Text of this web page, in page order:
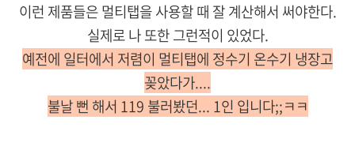
이런 제품들은 멀티탭을 사용할 때 잘 계산해서 써야한다.
실제로 나 또한 그런적이 있었다.
예전에 일터에서 저렴이 멀티탭에 정수기 온수기 냉장고
꽂았다가....
불날 뻔 해서 119 불러봤던... 1인 입니다;;ㅋㅋ